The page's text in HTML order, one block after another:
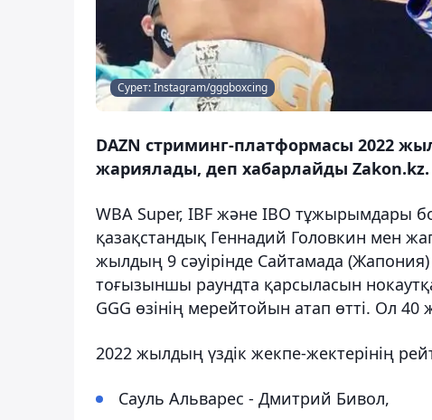
Сурет: Instagram/gggboxcing
DAZN стриминг-платформасы 2022
жариялады, деп хабарлайды Zakon.kz.
WBA Super, IBF және IBO тұжырымдары
қазақстандық Геннадий Головкин мен
жылдың 9 сәуірінде Сайтамада
тоғызыншы раундта қарсыласын
GGG өзінің мерейтойын атап өтті. Ол 40
2022 жылдың үздік жекпе-жектерінің
Сауль Альварес - Дмитрий Бивол,